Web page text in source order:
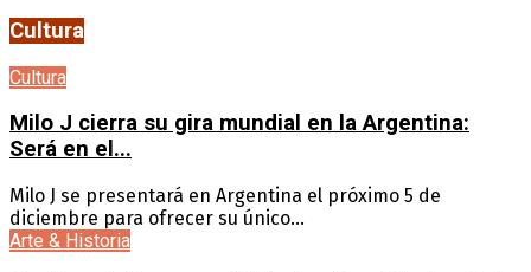
Cultura
Cultura
Milo J cierra su gira mundial en la Argentina:
Será en el...
Milo J se presentará en Argentina el próximo 5 de
diciembre para ofrecer su único...
Arte & Historia